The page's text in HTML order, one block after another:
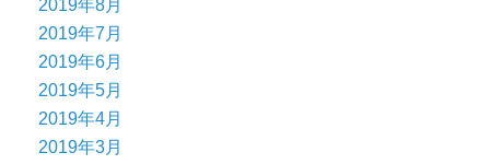
2019年8月
2019年7月
2019年6月
2019年5月
2019年4月
2019年3月